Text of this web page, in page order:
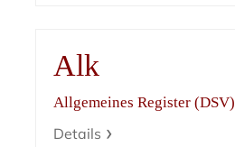
Alk
Allgemeines Register (DSV)
Details